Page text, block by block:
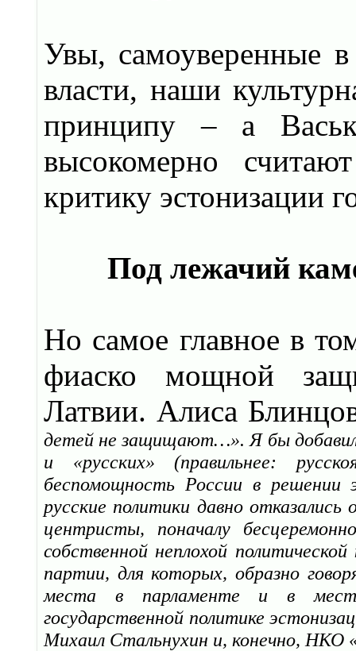
Увы, самоуверенные в
власти, наши
принципу – а
высокомерно
критику эстонизации
Под лежачий
Но самое главное в
фиаско мощной
Латвии. Алиса
детей не защищают…». Я бы
и «русских» (правильнее:
беспомощность России в решении
русские политики давно
центристы, поначалу
собственной неплохой
партии, для которых, образно
места в парламенте и в
государственной политике
Михаил Стальнухин и, конечно, НКО